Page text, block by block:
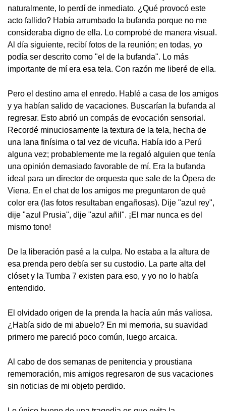
naturalmente, lo perdí de inmediato. ¿Qué provocó este
acto fallido? Había arrumbado la bufanda porque no me
consideraba digno de ella. Lo comprobé de manera visual.
Al día siguiente, recibí fotos de la reunión; en todas, yo
podía ser descrito como "el de la bufanda". Lo más
importante de mí era esa tela. Con razón me liberé de ella.
Pero el destino ama el enredo. Hablé a casa de los amigos
y ya habían salido de vacaciones. Buscarían la bufanda al
regresar. Esto abrió un compás de evocación sensorial.
Recordé minuciosamente la textura de la tela, hecha de
una lana finísima o tal vez de vicuña. Había ido a Perú
alguna vez; probablemente me la regaló alguien que tenía
una opinión demasiado favorable de mí. Era la bufanda
ideal para un director de orquesta que sale de la Ópera de
Viena. En el chat de los amigos me preguntaron de qué
color era (las fotos resultaban engañosas). Dije "azul rey",
dije "azul Prusia", dije "azul añil". ¡El mar nunca es del
mismo tono!
De la liberación pasé a la culpa. No estaba a la altura de
esa prenda pero debía ser su custodio. La parte alta del
clóset y la Tumba 7 existen para eso, y yo no lo había
entendido.
El olvidado origen de la prenda la hacía aún más valiosa.
¿Había sido de mi abuelo? En mi memoria, su suavidad
primero me pareció poco común, luego arcaica.
Al cabo de dos semanas de penitencia y proustiana
rememoración, mis amigos regresaron de sus vacaciones
sin noticias de mi objeto perdido.